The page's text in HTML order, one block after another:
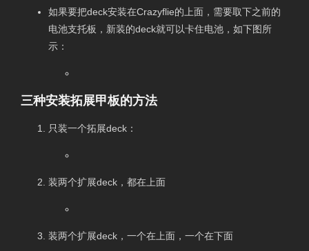
如果要把deck安装在Crazyflie的上面，需要取下之前的
电池支托板，新装的deck就可以卡住电池，如下图所
示：
三种安装拓展甲板的方法
只装一个拓展deck：
装两个扩展deck，都在上面
装两个扩展deck，一个在上面，一个在下面